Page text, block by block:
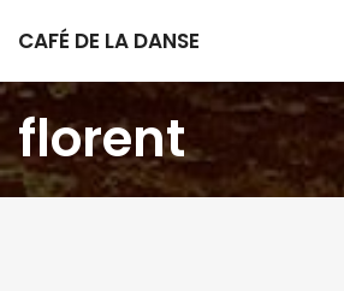
CAFÉ DE LA DANSE
florent